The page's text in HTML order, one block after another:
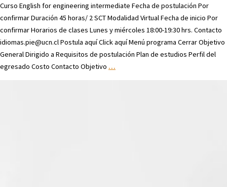
Curso English for engineering intermediate Fecha de postulación Por
confirmar Duración 45 horas/ 2 SCT Modalidad Virtual Fecha de inicio Por
confirmar Horarios de clases Lunes y miércoles 18:00-19:30 hrs. Contacto
idiomas.pie@ucn.cl Postula aquí Click aquí Menú programa Cerrar Objetivo
General Dirigido a Requisitos de postulación Plan de estudios Perfil del
egresado Costo Contacto Objetivo …